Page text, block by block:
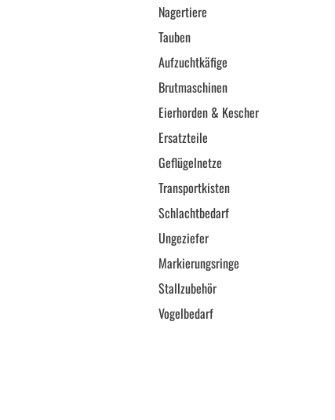
Nagertiere
Tauben
Aufzuchtkäfige
Brutmaschinen
Eierhorden & Kescher
Ersatzteile
Geflügelnetze
Transportkisten
Schlachtbedarf
Ungeziefer
Markierungsringe
Stallzubehör
Vogelbedarf